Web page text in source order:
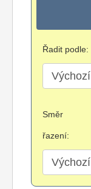
Řadit podle:
Směr
řazení: